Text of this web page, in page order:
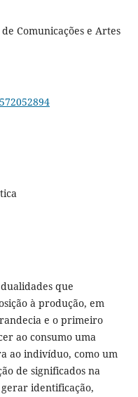
Comunicações e Artes
que
à produção, em
e o primeiro
ao consumo uma
ao indivíduo, como um
de significados na
gerar identificação,